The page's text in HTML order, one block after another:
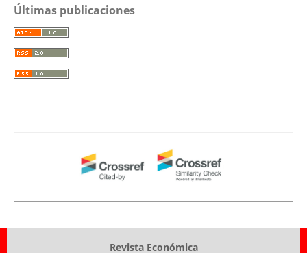
Últimas publicaciones
Revista Económica